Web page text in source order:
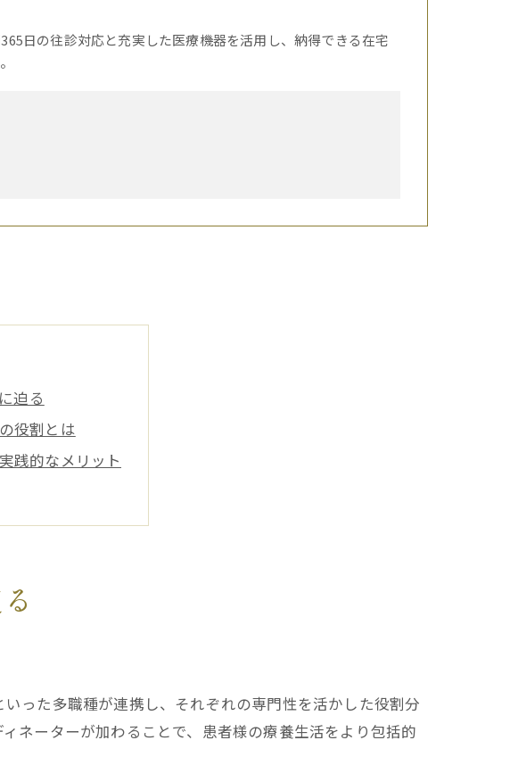
日の往診対応と充実した医療機器を活用し、納得できる在宅
迫る
役割とは
践的なメリット
構造を解説
由を考察
法
現場活用法
務での違い
の現状
働の要点
った多職種が連携し、それぞれの専門性を活かした役割分
ネーターが加わることで、患者様の療養生活をより包括的